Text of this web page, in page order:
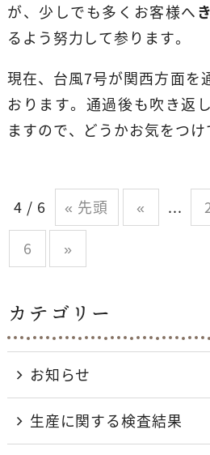
が、少しでも多くお客様へ
るよう努力して参ります。
現在、台風7号が関西方面を
おります。通過後も吹き返
ますので、どうかお気をつけ
4 / 6 « 先頭 « ...
6
»
カテゴリー
お知らせ
生産に関する検査結果